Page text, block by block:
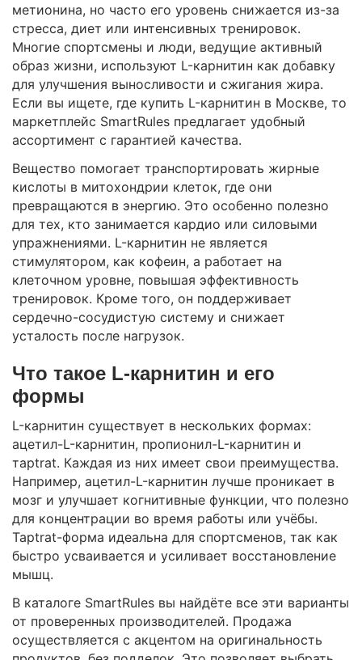
метионина, но часто его уровень снижается из-за
стресса, диет или интенсивных тренировок.
Многие спортсмены и люди, ведущие активный
образ жизни, используют L-карнитин как добавку
для улучшения выносливости и сжигания жира.
Если вы ищете, где купить L-карнитин в Москве, то
маркетплейс SmartRules предлагает удобный
ассортимент с гарантией качества.
Вещество помогает транспортировать жирные
кислоты в митохондрии клеток, где они
превращаются в энергию. Это особенно полезно
для тех, кто занимается кардио или силовыми
упражнениями. L-карнитин не является
стимулятором, как кофеин, а работает на
клеточном уровне, повышая эффективность
тренировок. Кроме того, он поддерживает
сердечно-сосудистую систему и снижает
усталость после нагрузок.
Что такое L-карнитин и его
формы
L-карнитин существует в нескольких формах:
ацетил-L-карнитин, пропионил-L-карнитин и
тарtrat. Каждая из них имеет свои преимущества.
Например, ацетил-L-карнитин лучше проникает в
мозг и улучшает когнитивные функции, что полезно
для концентрации во время работы или учёбы.
Тарtrat-форма идеальна для спортсменов, так как
быстро усваивается и усиливает восстановление
мышц.
В каталоге SmartRules вы найдёте все эти варианты
от проверенных производителей. Продажа
осуществляется с акцентом на оригинальность